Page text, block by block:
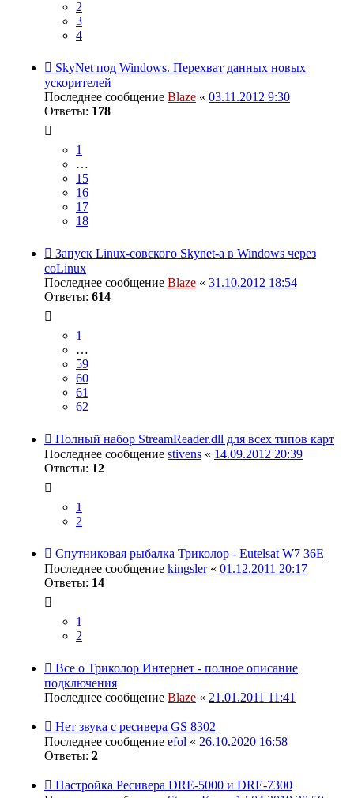
2
3
4
SkyNet под Windows. Перехват данных новых
ускорителей
Последнее сообщение Blaze « 03.11.2012 9:30
Ответы: 178
1
…
15
16
17
18
Запуск Linux-совского Skynet-a в Windows через
coLinux
Последнее сообщение Blaze « 31.10.2012 18:54
Ответы: 614
1
…
59
60
61
62
Полный набор StreamReader.dll для всех типов карт
Последнее сообщение stivens « 14.09.2012 20:39
Ответы: 12
1
2
Спутниковая рыбалка Триколор - Eutelsat W7 36E
Последнее сообщение kingsler« 01.12.2011 20:17
Ответы: 14
1
2
Все о Триколор Интернет - полное описание
подключения
Последнее сообщение Blaze « 21.01.2011 11:41
Нет звука с ресивера GS 8302
Последнее сообщение efol « 26.10.2020 16:58
Ответы: 2
Настройка Ресивера DRE-5000 и DRE-7300